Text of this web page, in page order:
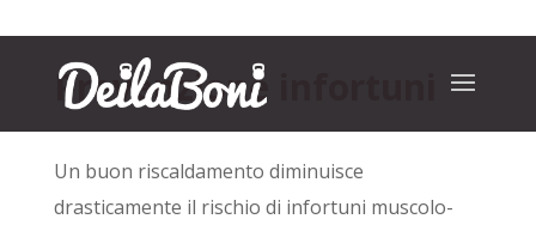
Prevenzione infortuni
Un buon riscaldamento diminuisce
drasticamente il rischio di infortuni muscolo-